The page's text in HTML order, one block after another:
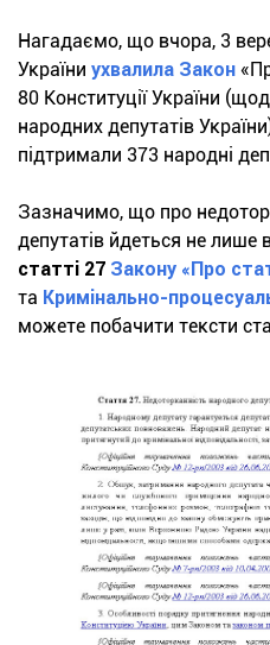
Нагадаємо, що вчора, 3
України ухвалила Закон
80 Конституції України
народних депутатів
підтримали 373 народні
Зазначимо, що про
депутатів йдеться не лише
статті 27 Закону «Про
та Кримінально-
можете побачити тексти